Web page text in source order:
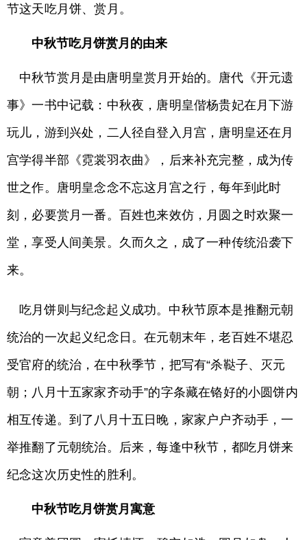
节这天吃月饼、赏月。
中秋节吃月饼赏月的由来
中秋节赏月是由唐明皇赏月开始的。唐代《开元遗
事》一书中记载：中秋夜，唐明皇偕杨贵妃在月下游
玩儿，游到兴处，二人径自登入月宫，唐明皇还在月
宫学得半部《霓裳羽衣曲》，后来补充完整，成为传
世之作。唐明皇念念不忘这月宫之行，每年到此时
刻，必要赏月一番。百姓也来效仿，月圆之时欢聚一
堂，享受人间美景。久而久之，成了一种传统沿袭下
来。
吃月饼则与纪念起义成功。中秋节原本是推翻元朝
统治的一次起义纪念日。在元朝末年，老百姓不堪忍
受官府的统治，在中秋季节，把写有“杀鞑子、灭元
朝；八月十五家家齐动手”的字条藏在铬好的小圆饼内
相互传递。到了八月十五日晚，家家户户齐动手，一
举推翻了元朝统治。后来，每逢中秋节，都吃月饼来
纪念这次历史性的胜利。
中秋节吃月饼赏月寓意